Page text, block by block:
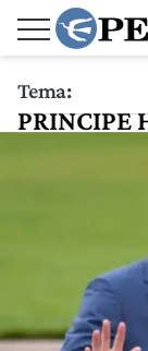
Tema:
PRINCIPE